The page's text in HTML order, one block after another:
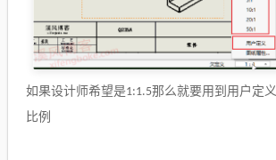
如果设计师希望是1:1.5那么就要用到用户定义
比例